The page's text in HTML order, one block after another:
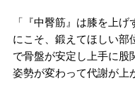
「『中臀筋』は膝を上
にこそ、鍛えてほしい部
で骨盤が安定し上手に股
姿勢が変わって代謝が上